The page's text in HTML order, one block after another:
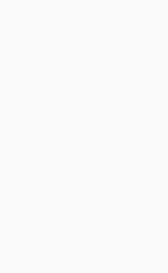
Анастасии Андреевны (23 ноября)